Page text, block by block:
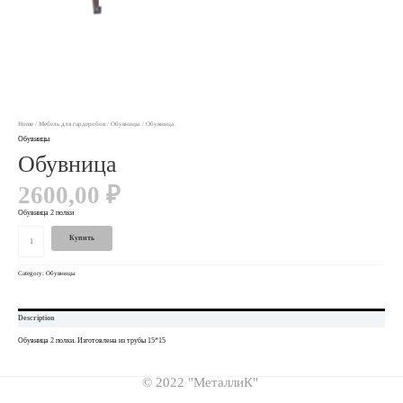
Home / Мебель для гардеробов / Обувницы / Обувница
Обувницы
Обувница
2600,00 ₽
Обувница 2 полки
Купить
Category: Обувницы
Description
Обувница 2 полки. Изготовлена из трубы 15*15
© 2022 "МеталлиК"